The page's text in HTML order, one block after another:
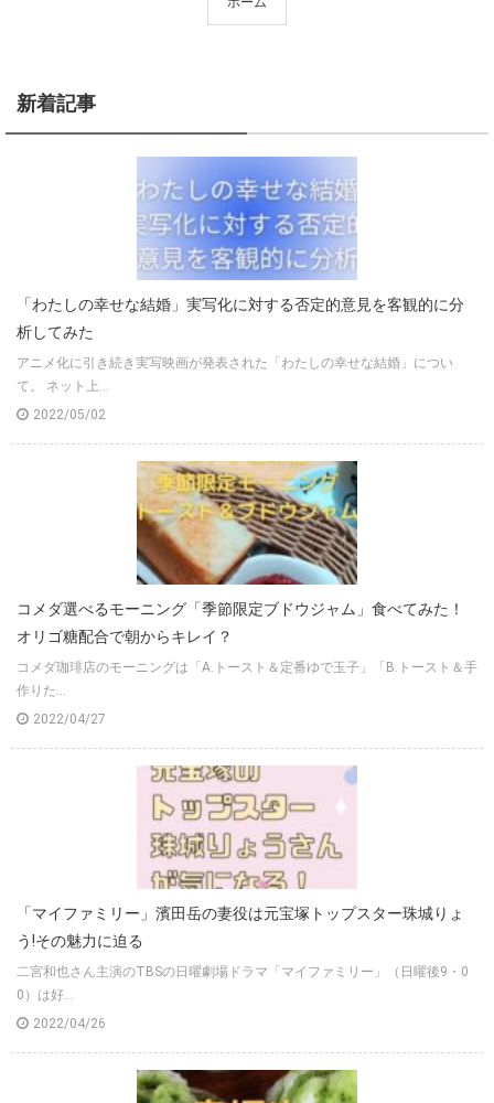
新着記事
「わたしの幸せな結婚」実写化に対する否定的意見を客観的に分
析してみた
アニメ化に引き続き実写映画が発表された「わたしの幸せな結婚」につい
て。 ネット上...
2022/05/02
コメダ選べるモーニング「季節限定ブドウジャム」食べてみた！
オリゴ糖配合で朝からキレイ？
コメダ珈琲店のモーニングは「A.トースト＆定番ゆで玉子」「B.トースト＆手
作りた...
2022/04/27
「マイファミリー」濱田岳の妻役は元宝塚トップスター珠城りょ
う!その魅力に迫る
二宮和也さん主演のTBSの日曜劇場ドラマ「マイファミリー」（日曜後9・0
0）は好...
2022/04/26